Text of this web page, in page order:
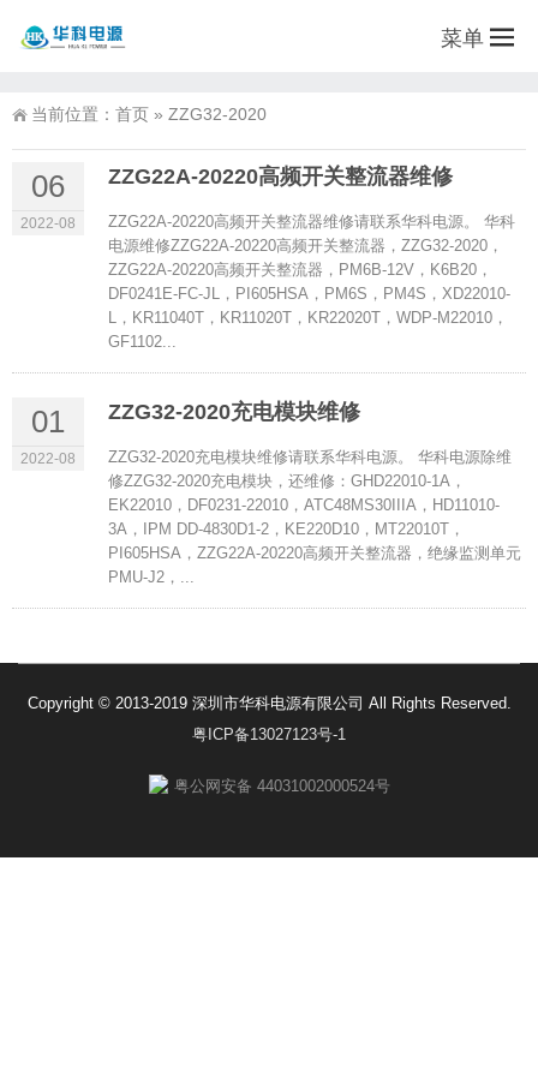
菜单
当前位置： 首页 » ZZG32-2020
06
2022-08
ZZG22A-20220高频开关整流器维修
ZZG22A-20220高频开关整流器维修请联系华科电源。 华科
电源维修ZZG22A-20220高频开关整流器，ZZG32-2020，
ZZG22A-20220高频开关整流器，PM6B-12V，K6B20，
DF0241E-FC-JL，PI605HSA，PM6S，PM4S，XD22010-
L，KR11040T，KR11020T，KR22020T，WDP-M22010，
GF1102...
01
2022-08
ZZG32-2020充电模块维修
ZZG32-2020充电模块维修请联系华科电源。 华科电源除维
修ZZG32-2020充电模块，还维修：GHD22010-1A，
EK22010，DF0231-22010，ATC48MS30IIIA，HD11010-
3A，IPM DD-4830D1-2，KE220D10，MT22010T，
PI605HSA，ZZG22A-20220高频开关整流器，绝缘监测单元
PMU-J2，...
Copyright © 2013-2019 深圳市华科电源有限公司 All Rights Reserved.
粤ICP备13027123号-1
粤公网安备 44031002000524号